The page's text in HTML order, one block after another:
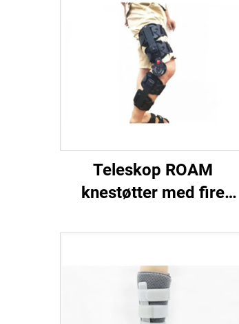
Teleskop ROAM
knestøtter med fire
tilpassede ortopediske